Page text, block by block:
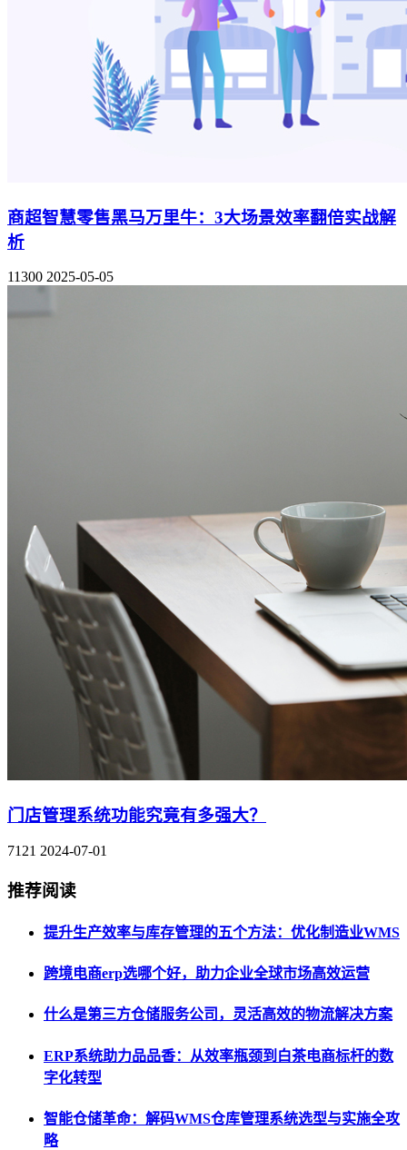
商超智慧零售黑马万里牛：3大场景效率翻倍实战解
析
11300 2025-05-05
门店管理系统功能究竟有多强大？
7121 2024-07-01
推荐阅读
提升生产效率与库存管理的五个方法：优化制造业WMS
跨境电商erp选哪个好，助力企业全球市场高效运营
什么是第三方仓储服务公司，灵活高效的物流解决方案
ERP系统助力品品香：从效率瓶颈到白茶电商标杆的数
字化转型
智能仓储革命：解码WMS仓库管理系统选型与实施全攻
略